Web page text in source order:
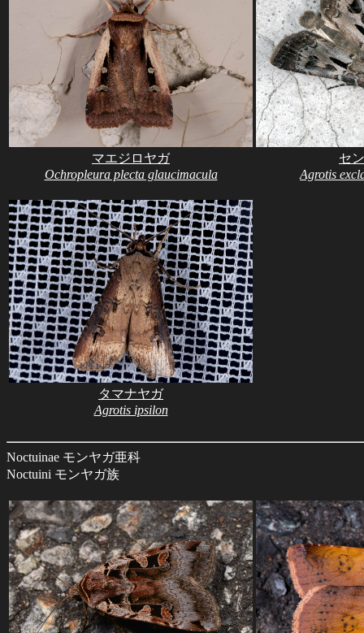
マエジロヤガ
Ochropleura plecta glaucimacula
セ
Agrotis
タマナヤガ
Agrotis ipsilon
Noctuinae モンヤガ亜科
Noctuini モンヤガ族